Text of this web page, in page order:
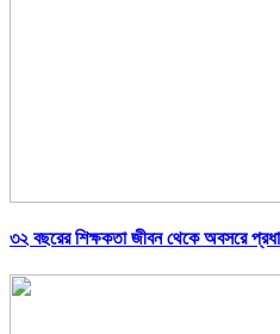
৩২ বছরের শিক্ষকতা জীবন থেকে অবসরে